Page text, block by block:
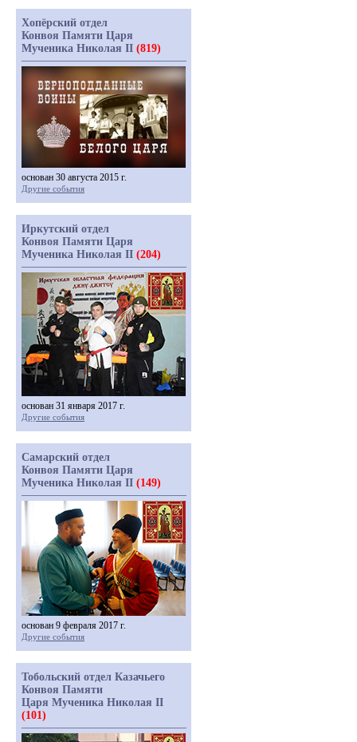
Хопёрский отдел
Конвоя Памяти Царя
Мученика Николая II (819)
основан 30 августа 2015 г.
Другие события
Иркутский отдел
Конвоя Памяти Царя
Мученика Николая II (204)
основан 31 января 2017 г.
Другие события
Самарский отдел
Конвоя Памяти Царя
Мученика Николая II (149)
основан 9 февраля 2017 г.
Другие события
Тобольский отдел Казачьего
Конвоя Памяти
Царя Мученика Николая II
(101)